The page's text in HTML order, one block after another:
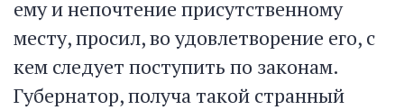
ему и непочтение присутственному
месту, просил, во удовлетворение его, с
кем следует поступить по законам.
Губернатор, получа такой странный